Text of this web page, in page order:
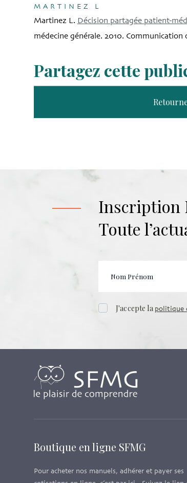
MARTINEZ L
Martinez L.Décision partagée patient-
médecine générale. 2010. Communication
Partagez cette
Inscription
Toute
J'accepte lapolitique
Boutique en ligne SFMG
Pour acheter nos manuels, adhérer et payer ses